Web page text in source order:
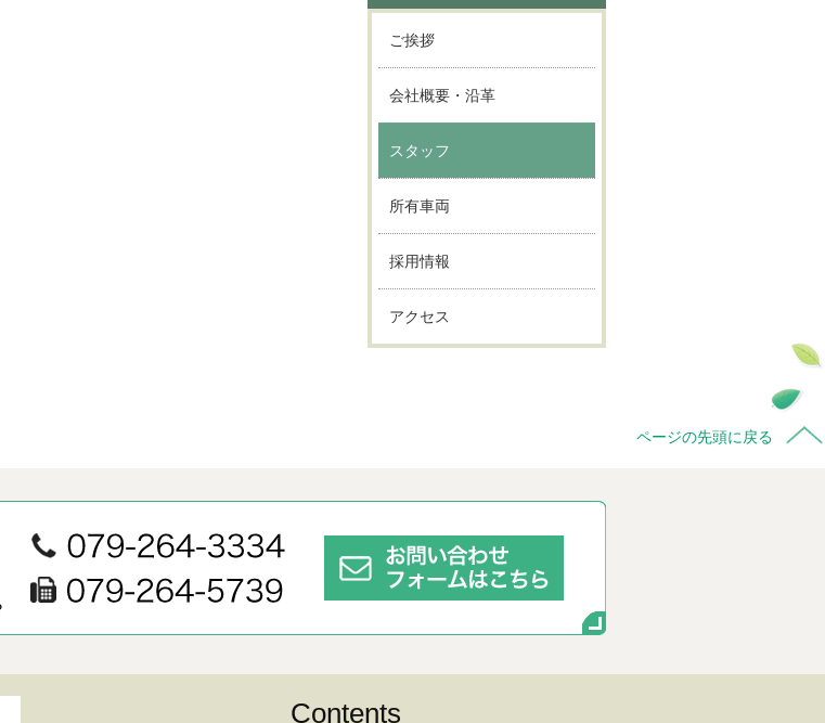
ご挨拶
会社概要・沿革
スタッフ
所有車両
採用情報
アクセス
Contents
ページの先頭に戻る